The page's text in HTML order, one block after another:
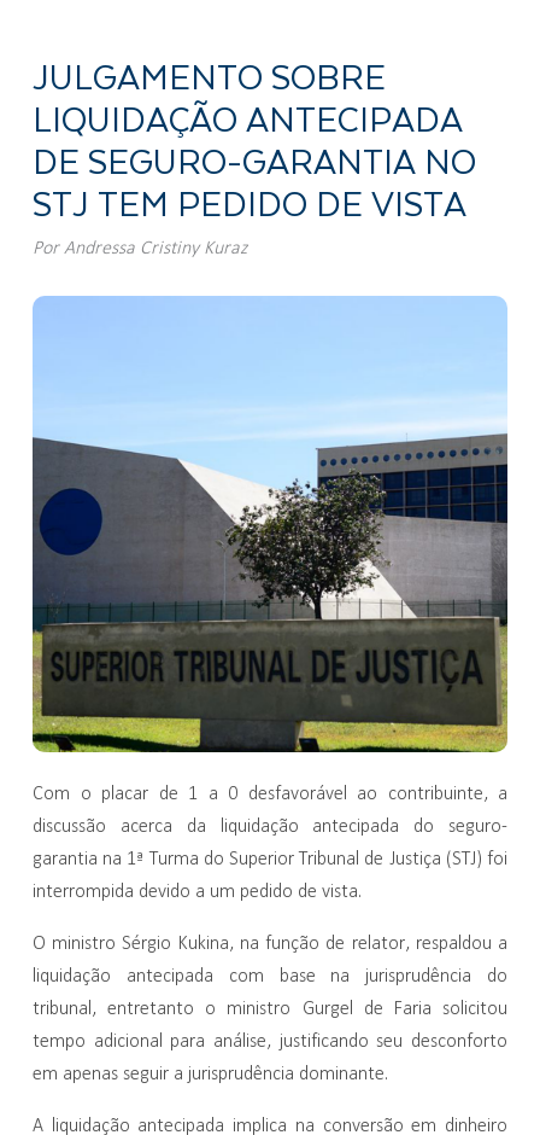
JULGAMENTO SOBRE
LIQUIDAÇÃO ANTECIPADA
DE SEGURO-GARANTIA NO
STJ TEM PEDIDO DE VISTA
PorAndressa Cristiny Kuraz
Com o placar de 1 a 0 desfavorável ao contribuinte, a
discussão acerca da liquidação antecipada do seguro-
garantia na 1ª Turma do Superior Tribunal de Justiça (STJ) foi
interrompida devido a um pedido de vista.
O ministro Sérgio Kukina, na função de relator, respaldou a
liquidação antecipada com base na jurisprudência do
tribunal, entretanto o ministro Gurgel de Faria solicitou
tempo adicional para análise, justificando seu desconforto
em apenas seguir a jurisprudência dominante.
A liquidação antecipada implica na conversão em dinheiro